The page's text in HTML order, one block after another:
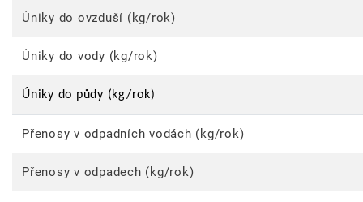
Úniky do ovzduší (kg/rok)
Úniky do vody (kg/rok)
Úniky do půdy (kg/rok)
Přenosy v odpadních vodách (kg/rok)
Přenosy v odpadech (kg/rok)